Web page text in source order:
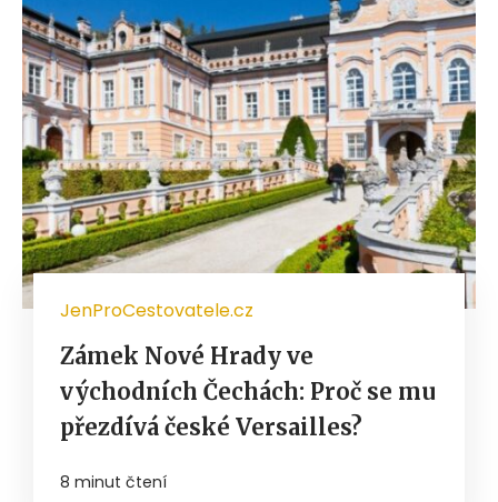
JenProCestovatele.cz
Zámek Nové Hrady ve
východních Čechách: Proč se mu
přezdívá české Versailles?
8 minut čtení